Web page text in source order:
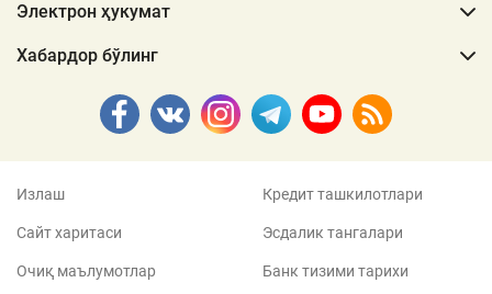
Электрон ҳукумат
Хабардор бўлинг
Излаш
Сайт харитаси
Очиқ маълумотлар
Кредит ташкилотлари
Эсдалик тангалари
Банк тизими тарихи